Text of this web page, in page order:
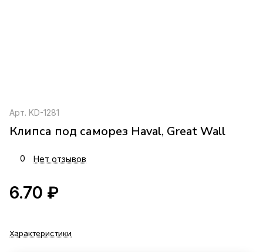
Арт. KD-1281
Клипса под саморез Haval, Great Wall
0 Нет отзывов
6.70 ₽
Характеристики